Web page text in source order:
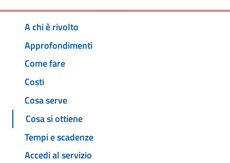
A chi è rivolto
Approfondimenti
Come fare
Costi
Cosa serve
Cosa si ottiene
Tempi e scadenze
Accedi al servizio